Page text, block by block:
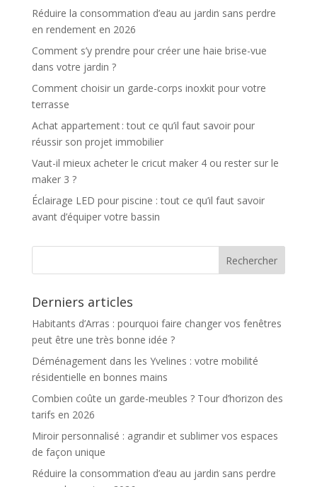
Réduire la consommation d’eau au jardin sans perdre
en rendement en 2026
Comment s’y prendre pour créer une haie brise-vue
dans votre jardin ?
Comment choisir un garde-corps inoxkit pour votre
terrasse
Achat appartement : tout ce qu’il faut savoir pour
réussir son projet immobilier
Vaut-il mieux acheter le cricut maker 4 ou rester sur le
maker 3 ?
Éclairage LED pour piscine : tout ce qu’il faut savoir
avant d’équiper votre bassin
Derniers articles
Habitants d’Arras : pourquoi faire changer vos fenêtres
peut être une très bonne idée ?
Déménagement dans les Yvelines : votre mobilité
résidentielle en bonnes mains
Combien coûte un garde-meubles ? Tour d’horizon des
tarifs en 2026
Miroir personnalisé : agrandir et sublimer vos espaces
de façon unique
Réduire la consommation d’eau au jardin sans perdre